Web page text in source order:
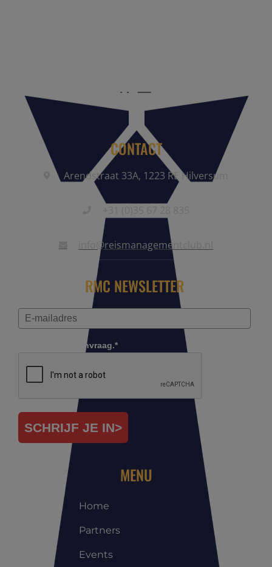
CONTACT
Arendstraat 33A, 1223 RE Hilversum
info@reismanagementclub.nl
RMC NEWSLETTER
Controleer je aanvraag.*
SCHRIJF JE IN>
MENU
Home
Partners
Events